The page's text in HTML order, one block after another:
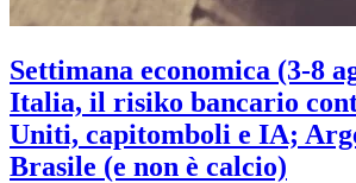
Settimana economica (3-8
Italia, il risiko bancario
Uniti, capitomboli e IA;
Brasile (e non è calcio)